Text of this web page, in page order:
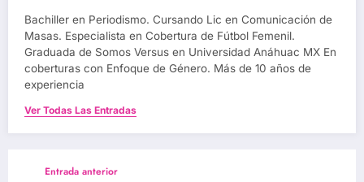
Bachiller en Periodismo. Cursando Lic en Comunicación de
Masas. Especialista en Cobertura de Fútbol Femenil.
Graduada de Somos Versus en Universidad Anáhuac MX En
coberturas con Enfoque de Género. Más de 10 años de
experiencia
Ver Todas Las Entradas
Entrada anterior